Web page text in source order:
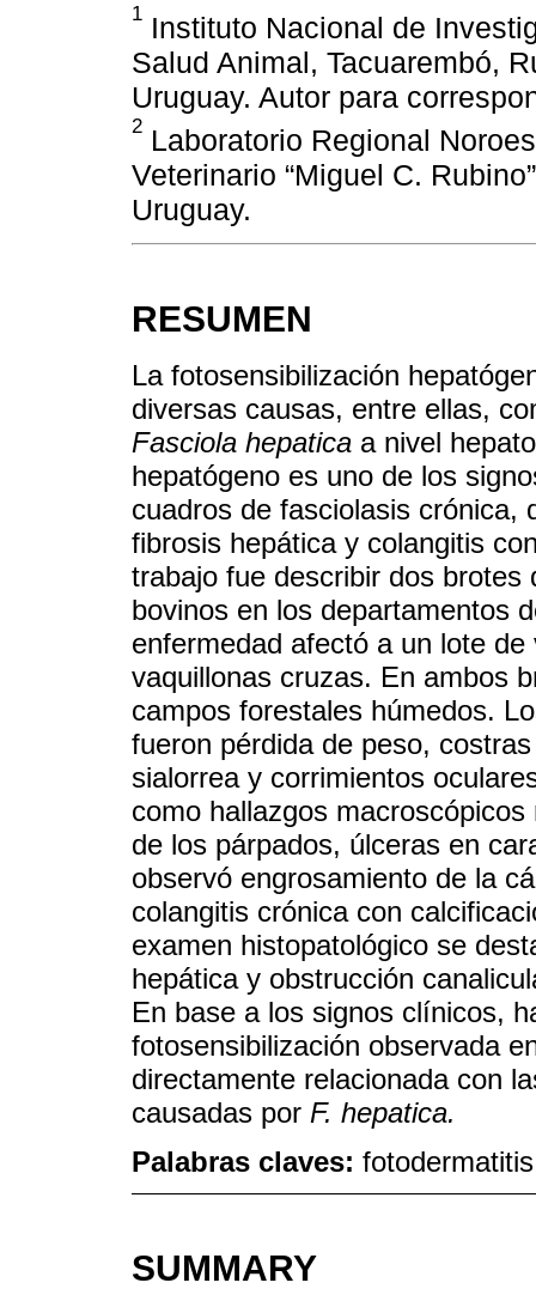
1 Instituto Nacional de
Salud Animal, Tacuarembó,
Uruguay. Autor para
2 Laboratorio Regional
Veterinario “Miguel C.
Uruguay.
RESUMEN
La fotosensibilización
diversas causas, entre ellas,
Fasciola hepatica a nivel
hepatógeno es uno de los
cuadros de fasciolasis crónica,
fibrosis hepática y colangitis
trabajo fue describir dos brotes
bovinos en los departamentos
enfermedad afectó a un lote
vaquillonas cruzas. En ambos
campos forestales húmedos.
fueron pérdida de peso,
sialorrea y corrimientos
como hallazgos
de los párpados, úlceras en
observó engrosamiento de la
colangitis crónica con
examen histopatológico se
hepática y obstrucción
En base a los signos clínicos,
fotosensibilización observada
directamente relacionada con
causadas por F. hepatica.
Palabras claves:
SUMMARY